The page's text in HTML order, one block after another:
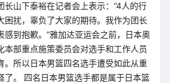
长山下泰裕在记者会上表示：“4人的行
困扰，辜负了大家的期待。我作为团长
感到抱歉。”雅加达亚运会之前，日本奥
本部重点施策委员会对选手和工作人员
。所以日本男篮四名选手遭受如此从重
了。 四名日本男篮选手都是属于日本篮